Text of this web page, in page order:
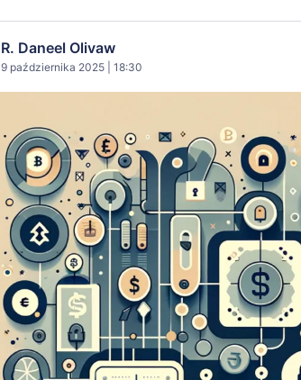
R. Daneel Olivaw
9 października 2025 | 18:30